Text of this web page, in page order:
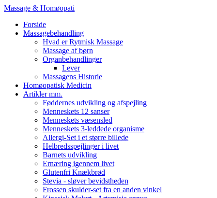
Massage & Homøopati
Forside
Massagebehandling
Hvad er Rytmisk Massage
Massage af børn
Organbehandlinger
Lever
Massagens Historie
Homøopatisk Medicin
Artikler mm.
Føddernes udvikling og afspejling
Menneskets 12 sanser
Menneskets væsensled
Menneskets 3-leddede organisme
Allergi-Set i et større billede
Helbredsspejlinger i livet
Barnets udvikling
Ernæring igennem livet
Glutenfri Knækbrød
Stevia - sløver bevidstheden
Frossen skulder-set fra en anden vinkel